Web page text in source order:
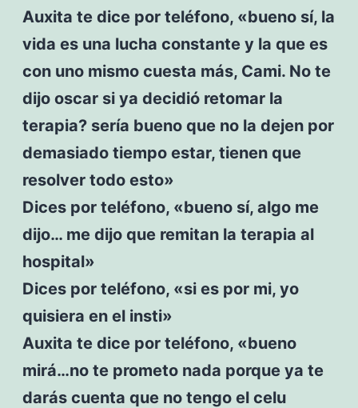
Auxita te dice por teléfono, «bueno sí, la
vida es una lucha constante y la que es
con uno mismo cuesta más, Cami. No te
dijo oscar si ya decidió retomar la
terapia? sería bueno que no la dejen por
demasiado tiempo estar, tienen que
resolver todo esto»
Dices por teléfono, «bueno sí, algo me
dijo… me dijo que remitan la terapia al
hospital»
Dices por teléfono, «si es por mi, yo
quisiera en el insti»
Auxita te dice por teléfono, «bueno
mirá…no te prometo nada porque ya te
darás cuenta que no tengo el celu